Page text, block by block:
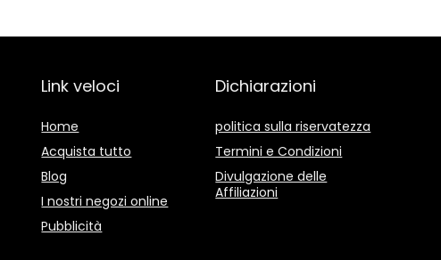
Link veloci
Home
Acquista tutto
Blog
I nostri negozi online
Pubblicità
Dichiarazioni
politica sulla riservatezza
Termini e Condizioni
Divulgazione delle
Affiliazioni